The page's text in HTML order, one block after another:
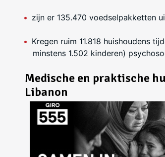
zijn er 135.470 voedselpakketten
Kregen ruim 11.818 huishoudens
minstens 1.502 kinderen)
Medische en praktische
Libanon